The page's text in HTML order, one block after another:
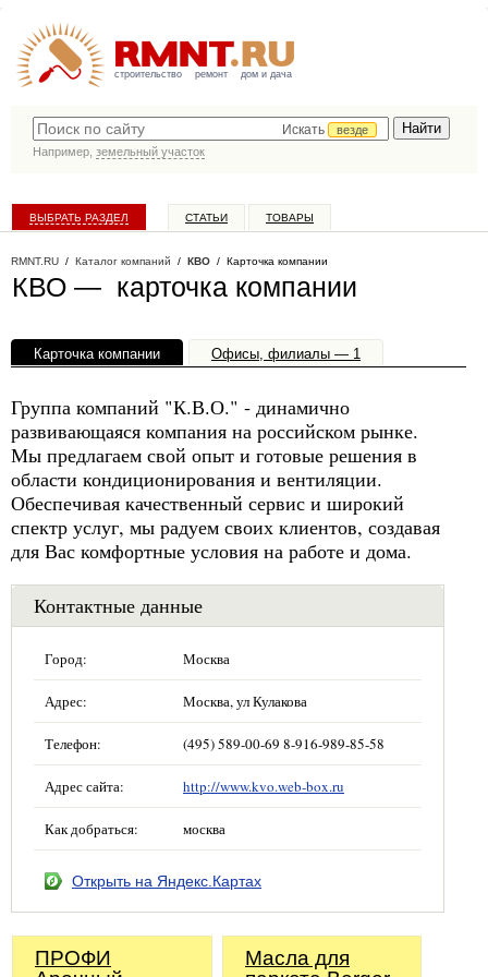
строительство ремонт дом и дача
Искать
везде
Например, земельный участок
ВЫБРАТЬ РАЗДЕЛ СТАТЬИ ТОВАРЫ
RMNT.RU / Каталог компаний / КВО / Карточка компании
КВО — карточка компании
Карточка компании Офисы, филиалы — 1
Группа компаний "К.В.О." - динамично
развивающаяся компания на российском рынке.
Мы предлагаем свой опыт и готовые решения в
области кондиционирования и вентиляции.
Обеспечивая качественный сервис и широкий
спектр услуг, мы радуем своих клиентов, создавая
для Вас комфортные условия на работе и дома.
Контактные данные
Город: Москва
Адрес: Москва, ул Кулакова
Телефон: (495) 589-00-69 8-916-989-85-58
Адрес сайта: http://www.kvo.web-box.ru
Как добраться: москва
Открыть на Яндекс.Картах
ПРОФИ
Масла для